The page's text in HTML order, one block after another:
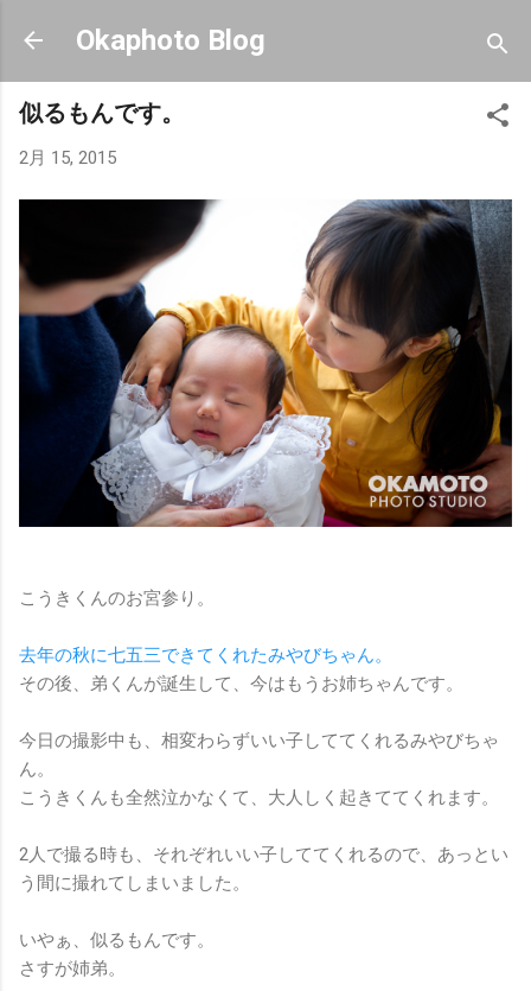
スキップしてメイン コンテンツに移動
Okaphoto Blog
似るもんです。
2月 15, 2015
こうきくんのお宮参り。
去年の秋に七五三できてくれたみやびちゃん。
その後、弟くんが誕生して、今はもうお姉ちゃんです。
今日の撮影中も、相変わらずいい子しててくれるみやびちゃ
ん。
こうきくんも全然泣かなくて、大人しく起きててくれます。
2人で撮る時も、それぞれいい子しててくれるので、あっとい
う間に撮れてしまいました。
いやぁ、似るもんです。
さすが姉弟。